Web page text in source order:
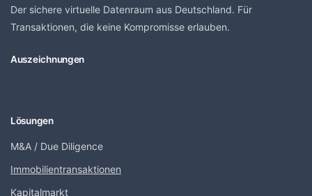
Der sichere virtuelle Datenraum aus Deutschland. Für
Transaktionen, die keine Kompromisse erlauben.
Auszeichnungen
Lösungen
M&A / Due Diligence
Immobilientransaktionen
Kapitalmarkt